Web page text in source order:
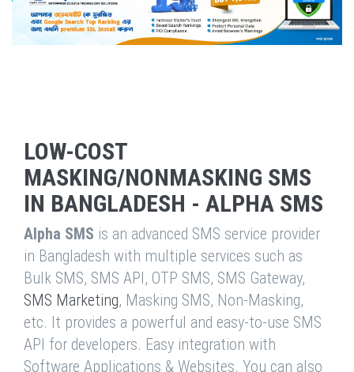
LOW-COST
MASKING/NONMASKING SMS
IN BANGLADESH - ALPHA SMS
Alpha SMS is an advanced SMS service provider
in Bangladesh with multiple services such as
Bulk SMS, SMS API, OTP SMS, SMS Gateway,
SMS Marketing, Masking SMS, Non-Masking,
etc. It provides a powerful and easy-to-use SMS
API for developers. Easy integration with
Software Applications & Websites. You can also